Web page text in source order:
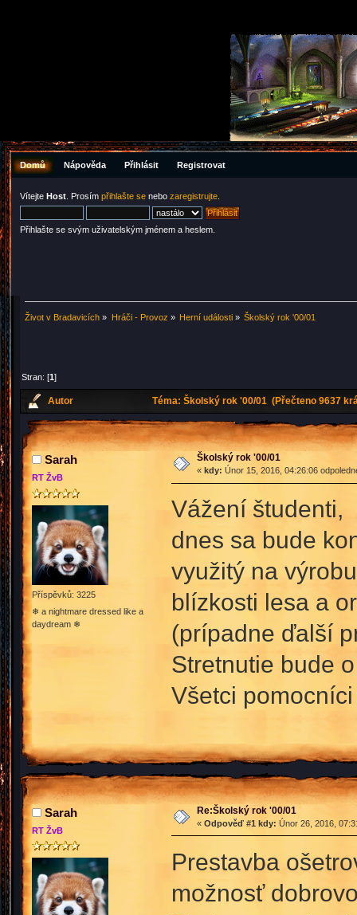
Domů Nápověda Přihlásit Registrovat
Vítejte Host . Prosím přihlašte se nebo zaregistrujte
Přihlašte se svým uživatelským jménem a heslem.
Život v Bradavicích » Hráči - Provoz » Herní události» Školský rok '00/01
Stran: [1]
Autor Téma: Školský rok '00/01 (Přečteno 9637
Sarah
RT ŽvB
Příspěvků: 3225
❄ a nightmare dressed like a
daydream ❄
Školský rok '00/01
« kdy: Únor 15, 2016, 04:26:06
Vážení študenti,
dnes sa bude
využitý na
blízkosti lesa a
(prípadne ďalší
Stretnutie bude
Všetci
Sarah
RT ŽvB
Re:Školský rok '00/01
« Odpověď #1 kdy: Únor 26, 2016,
Prestavba
možnosť